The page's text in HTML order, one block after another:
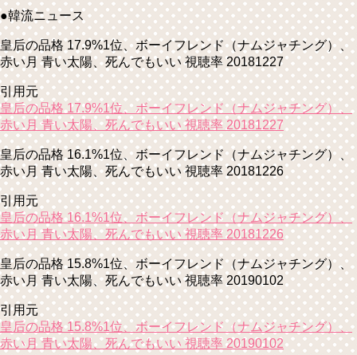
●韓流ニュース
皇后の品格 17.9%1位、ボーイフレンド（ナムジャチング）、
赤い月 青い太陽、死んでもいい 視聴率 20181227
引用元
皇后の品格 17.9%1位、ボーイフレンド（ナムジャチング）、
赤い月 青い太陽、死んでもいい 視聴率 20181227
皇后の品格 16.1%1位、ボーイフレンド（ナムジャチング）、
赤い月 青い太陽、死んでもいい 視聴率 20181226
引用元
皇后の品格 16.1%1位、ボーイフレンド（ナムジャチング）、
赤い月 青い太陽、死んでもいい 視聴率 20181226
皇后の品格 15.8%1位、ボーイフレンド（ナムジャチング）、
赤い月 青い太陽、死んでもいい 視聴率 20190102
引用元
皇后の品格 15.8%1位、ボーイフレンド（ナムジャチング）、
赤い月 青い太陽、死んでもいい 視聴率 20190102